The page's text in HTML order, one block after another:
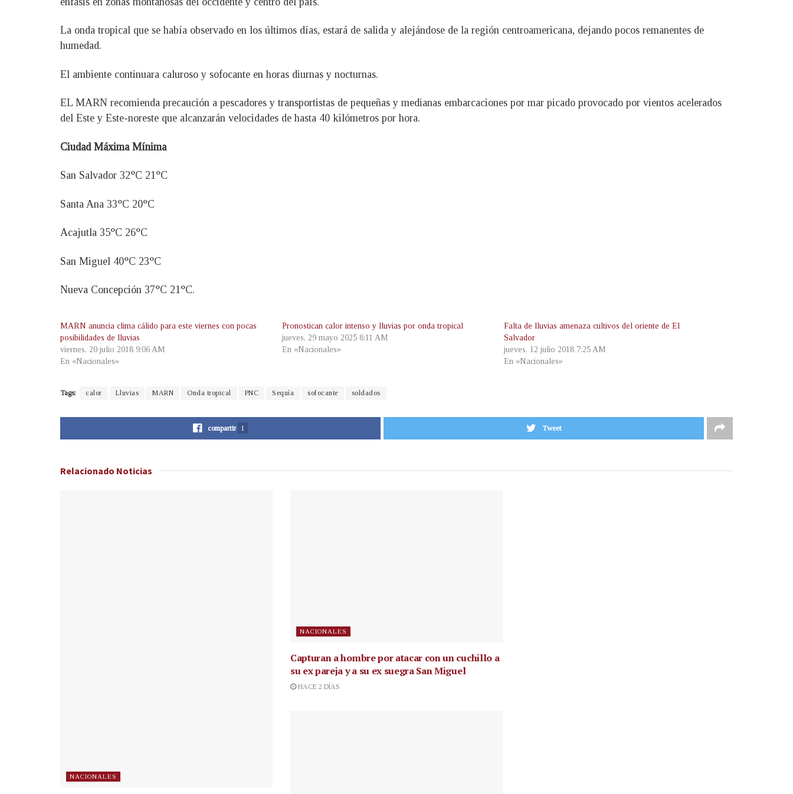
La onda tropical que se había observado en los últimos días, estará de salida y alejándose de la región centroamericana, dejando pocos remanentes de
humedad.
El ambiente continuara caluroso y sofocante en horas diurnas y nocturnas.
EL MARN recomienda precaución a pescadores y transportistas de pequeñas y medianas embarcaciones por mar picado provocado por vientos acelerados
del Este y Este-noreste que alcanzarán velocidades de hasta 40 kilómetros por hora.
Ciudad Máxima Mínima
San Salvador 32°C 21°C
Santa Ana 33°C 20°C
Acajutla 35°C 26°C
San Miguel 40°C 23°C
Nueva Concepción 37°C 21°C.
MARN anuncia clima cálido para este viernes con pocas
posibilidades de lluvias
viernes, 20 julio 2018 9:06 AM
En «Nacionales»
Pronostican calor intenso y lluvias por onda tropical
jueves, 29 mayo 2025 8:11 AM
En «Nacionales»
Falta de lluvias amenaza cultivos del oriente de El
Salvador
jueves, 12 julio 2018 7:25 AM
En «Nacionales»
Tags: calor Lluvias MARN Onda tropical PNC Sequía sofocante soldados
compartir 1 Tweet
Relacionado Noticias
NACIONALES
NACIONALES
Capturan a hombre por atacar con un cuchillo a
su ex pareja y a su ex suegra San Miguel
HACE 2 DÍAS